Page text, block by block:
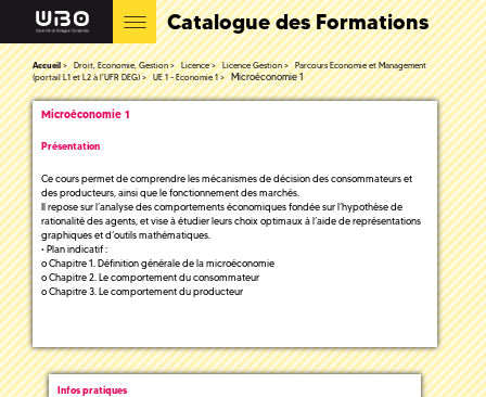
Catalogue des Formations
Accueil Droit, Economie, Gestion Licence Licence Gestion
Parcours Economie et Management
(portail L1 et L2 à l'UFR DEG)
UE 1 - Economie 1 Microéconomie 1
Microéconomie 1
Présentation
Ce cours permet de comprendre les mécanismes de décision des consommateurs et
des producteurs, ainsi que le fonctionnement des marchés.
Il repose sur l’analyse des comportements économiques fondée sur l’hypothèse de
rationalité des agents, et vise à étudier leurs choix optimaux à l’aide de représentations
graphiques et d’outils mathématiques.
• Plan indicatif :
o Chapitre 1. Définition générale de la microéconomie
o Chapitre 2. Le comportement du consommateur
o Chapitre 3. Le comportement du producteur
Infos pratiques